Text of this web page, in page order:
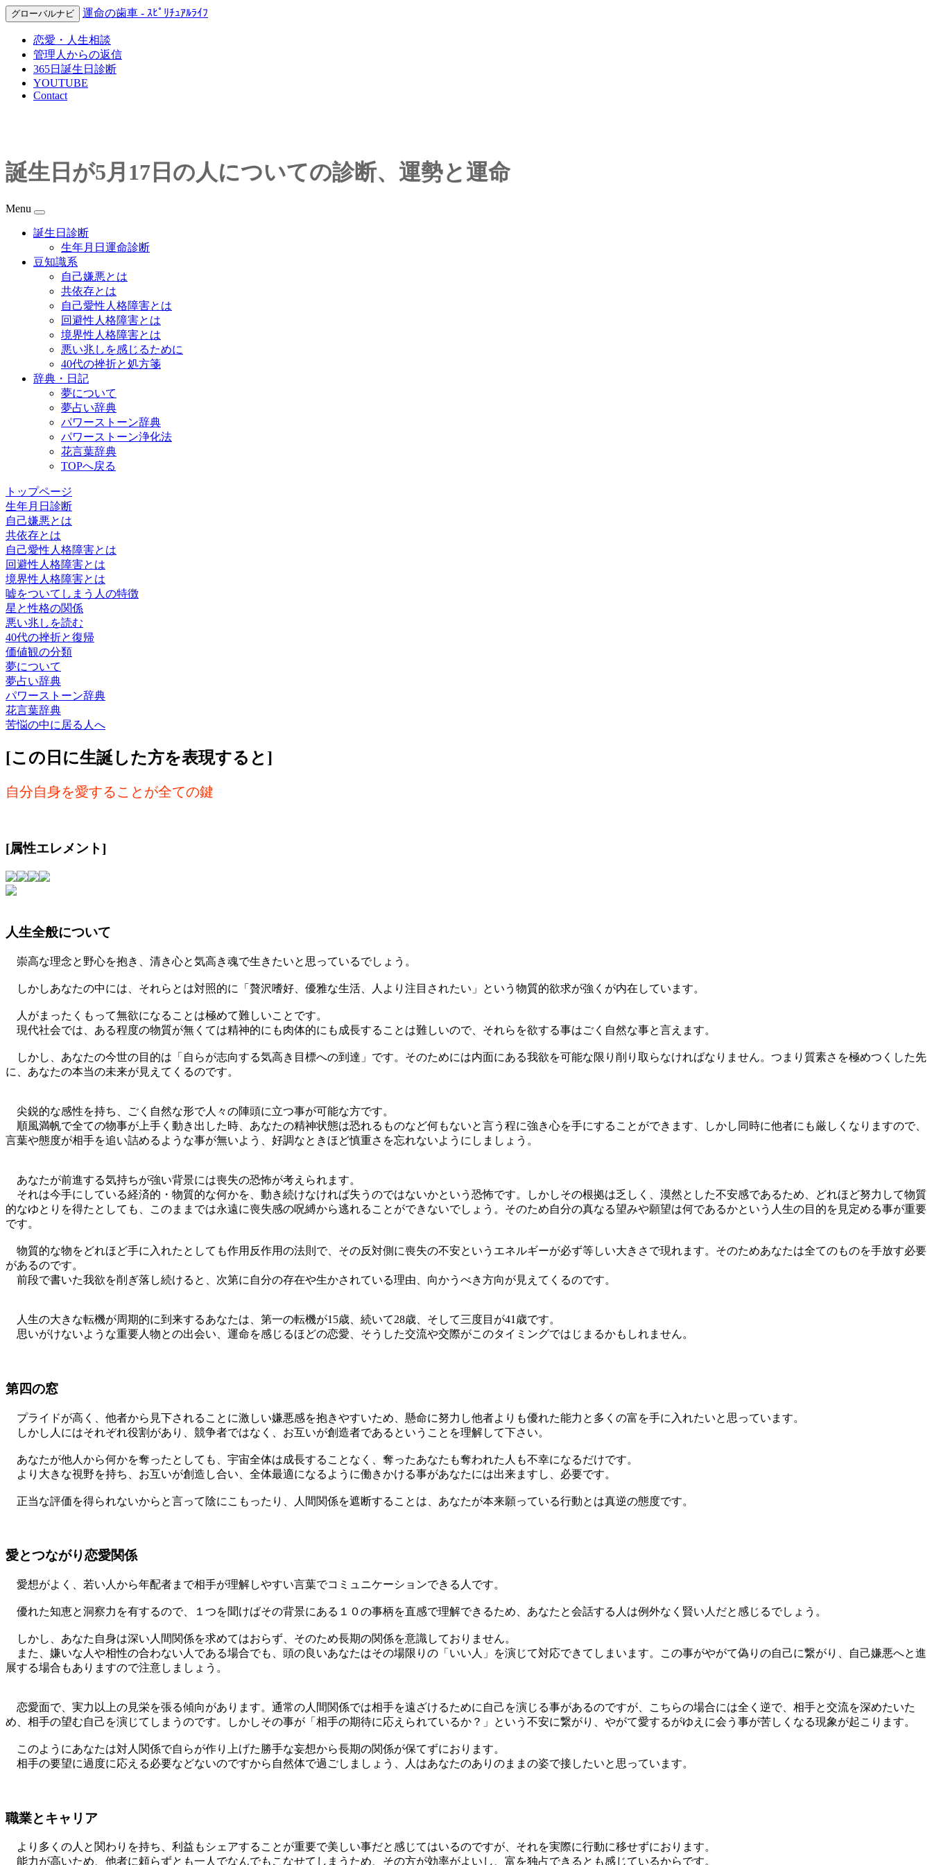
グローバルナビ 運命の歯車 - ｽﾋﾟﾘﾁｭｱﾙﾗｲﾌ
恋愛・人生相談
管理人からの返信
365日誕生日診断
YOUTUBE
Contact
誕生日が5月17日の人についての診断、運勢と運命
Menu
誕生日診断
生年月日運命診断
豆知識系
自己嫌悪とは
共依存とは
自己愛性人格障害とは
回避性人格障害とは
境界性人格障害とは
悪い兆しを感じるために
40代の挫折と処方箋
辞典・日記
夢について
夢占い辞典
パワーストーン辞典
パワーストーン浄化法
花言葉辞典
TOPへ戻る
トップページ
生年月日診断
自己嫌悪とは
共依存とは
自己愛性人格障害とは
回避性人格障害とは
境界性人格障害とは
嘘をついてしまう人の特徴
星と性格の関係
悪い兆しを読む
40代の挫折と復帰
価値観の分類
夢について
夢占い辞典
パワーストーン辞典
花言葉辞典
苦悩の中に居る人へ
[この日に生誕した方を表現すると]
自分自身を愛することが全ての鍵
[属性エレメント]
人生全般について
崇高な理念と野心を抱き、清き心と気高き魂で生きたいと思っているでしょう。
しかしあなたの中には、それらとは対照的に「贅沢嗜好、優雅な生活、人より注目されたい」という物質的欲求が強くが内在しています。
人がまったくもって無欲になることは極めて難しいことです。
現代社会では、ある程度の物質が無くては精神的にも肉体的にも成長することは難しいので、それらを欲する事はごく自然な事と言えます。
しかし、あなたの今世の目的は「自らが志向する気高き目標への到達」です。そのためには内面にある我欲を可能な限り削り取らなければなりません。つまり質素さを極めつくした先
に、あなたの本当の未来が見えてくるのです。
尖鋭的な感性を持ち、ごく自然な形で人々の陣頭に立つ事が可能な方です。
順風満帆で全ての物事が上手く動き出した時、あなたの精神状態は恐れるものなど何もないと言う程に強き心を手にすることができます、しかし同時に他者にも厳しくなりますので、
言葉や態度が相手を追い詰めるような事が無いよう、好調なときほど慎重さを忘れないようにしましょう。
あなたが前進する気持ちが強い背景には喪失の恐怖が考えられます。
それは今手にしている経済的・物質的な何かを、動き続けなければ失うのではないかという恐怖です。しかしその根拠は乏しく、漠然とした不安感であるため、どれほど努力して物質
的なゆとりを得たとしても、このままでは永遠に喪失感の呪縛から逃れることができないでしょう。そのため自分の真なる望みや願望は何であるかという人生の目的を見定める事が重要
です。
物質的な物をどれほど手に入れたとしても作用反作用の法則で、その反対側に喪失の不安というエネルギーが必ず等しい大きさで現れます。そのためあなたは全てのものを手放す必要
があるのです。
前段で書いた我欲を削ぎ落し続けると、次第に自分の存在や生かされている理由、向かうべき方向が見えてくるのです。
人生の大きな転機が周期的に到来するあなたは、第一の転機が15歳、続いて28歳、そして三度目が41歳です。
思いがけないような重要人物との出会い、運命を感じるほどの恋愛、そうした交流や交際がこのタイミングではじまるかもしれません。
第四の窓
プライドが高く、他者から見下されることに激しい嫌悪感を抱きやすいため、懸命に努力し他者よりも優れた能力と多くの富を手に入れたいと思っています。
しかし人にはそれぞれ役割があり、競争者ではなく、お互いが創造者であるということを理解して下さい。
あなたが他人から何かを奪ったとしても、宇宙全体は成長することなく、奪ったあなたも奪われた人も不幸になるだけです。
より大きな視野を持ち、お互いが創造し合い、全体最適になるように働きかける事があなたには出来ますし、必要です。
正当な評価を得られないからと言って陰にこもったり、人間関係を遮断することは、あなたが本来願っている行動とは真逆の態度です。
愛とつながり恋愛関係
愛想がよく、若い人から年配者まで相手が理解しやすい言葉でコミュニケーションできる人です。
優れた知恵と洞察力を有するので、１つを聞けばその背景にある１０の事柄を直感で理解できるため、あなたと会話する人は例外なく賢い人だと感じるでしょう。
しかし、あなた自身は深い人間関係を求めてはおらず、そのため長期の関係を意識しておりません。
また、嫌いな人や相性の合わない人である場合でも、頭の良いあなたはその場限りの「いい人」を演じて対応できてしまいます。この事がやがて偽りの自己に繋がり、自己嫌悪へと進
展する場合もありますので注意しましょう。
恋愛面で、実力以上の見栄を張る傾向があります。通常の人間関係では相手を遠ざけるために自己を演じる事があるのですが、こちらの場合には全く逆で、相手と交流を深めたいた
め、相手の望む自己を演じてしまうのです。しかしその事が「相手の期待に応えられているか？」という不安に繋がり、やがて愛するがゆえに会う事が苦しくなる現象が起こります。
このようにあなたは対人関係で自らが作り上げた勝手な妄想から長期の関係が保てずにおります。
相手の要望に過度に応える必要などないのですから自然体で過ごしましょう、人はあなたのありのままの姿で接したいと思っています。
職業とキャリア
より多くの人と関わりを持ち、利益もシェアすることが重要で美しい事だと感じてはいるのですが、それを実際に行動に移せずにおります。
能力が高いため、他者に頼らずとも一人でなんでもこなせてしまうため、その方が効率がよいし、富を独占できるとも感じているからです。